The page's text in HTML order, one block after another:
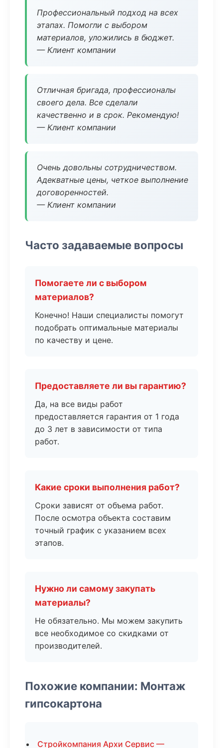
Профессиональный подход на всех
этапах. Помогли с выбором
материалов, уложились в бюджет.
— Клиент компании
Отличная бригада, профессионалы
своего дела. Все сделали
качественно и в срок. Рекомендую!
— Клиент компании
Очень довольны сотрудничеством.
Адекватные цены, четкое выполнение
договоренностей.
— Клиент компании
Часто задаваемые вопросы
Помогаете ли с выбором
материалов?
Конечно! Наши специалисты помогут
подобрать оптимальные материалы
по качеству и цене.
Предоставляете ли вы гарантию?
Да, на все виды работ
предоставляется гарантия от 1 года
до 3 лет в зависимости от типа
работ.
Какие сроки выполнения работ?
Сроки зависят от объема работ.
После осмотра объекта составим
точный график с указанием всех
этапов.
Нужно ли самому закупать
материалы?
Не обязательно. Мы можем закупить
все необходимое со скидками от
производителей.
Похожие компании: Монтаж
гипсокартона
Стройкомпания Архи Сервис —